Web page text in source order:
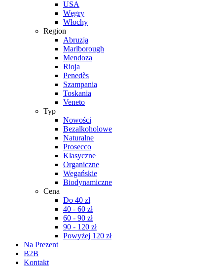
USA
Węgry
Włochy
Region
Abruzja
Marlborough
Mendoza
Rioja
Penedès
Szampania
Toskania
Veneto
Typ
Nowości
Bezalkoholowe
Naturalne
Prosecco
Klasyczne
Organiczne
Wegańskie
Biodynamiczne
Cena
Do 40 zł
40 - 60 zł
60 - 90 zł
90 - 120 zł
Powyżej 120 zł
Na Prezent
B2B
Kontakt